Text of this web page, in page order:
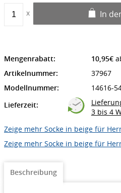
In
Mengenrabatt: 10,95€
Artikelnummer:
37967
Modellnummer:
14616-
Lieferzeit:
3 bis 4
Zeige mehr Socke in beige für
Zeige mehr Socke in beige für
Beschreibung